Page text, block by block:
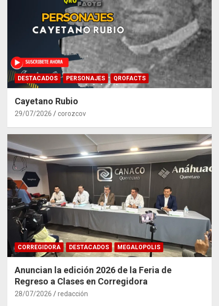
DESTACADOS PERSONAJES QROFACTS
Cayetano Rubio
29/07/2026 corozcov
CORREGIDORA DESTACADOS MEGALOPOLIS
Anuncian la edición 2026 de la Feria de
Regreso a Clases en Corregidora
28/07/2026 redacción